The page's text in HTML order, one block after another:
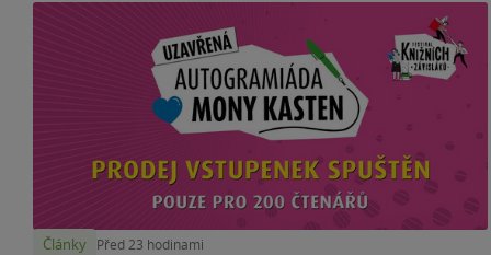
Články Před 23 hodinami